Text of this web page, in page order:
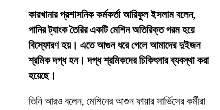
কারখানার প্রশাসনিক কর্মকর্তা আরিফুল ইসলাম বলেন,
পানির ট্যাংক তৈরির একটি মেশিন অতিরিক্ত গরম হয়ে
বিস্ফোরণ হয়। এতে আগুন ধরে গেলে আমাদের দুইজন
শ্রমিক দগ্ধ হন। দগ্ধ শ্রমিকদের চিকিৎসার ব্যবস্থা করা
হয়েছে।
তিনি আরও বলেন, মেশিনের আগুন ফায়ার সার্ভিসের কর্মীরা